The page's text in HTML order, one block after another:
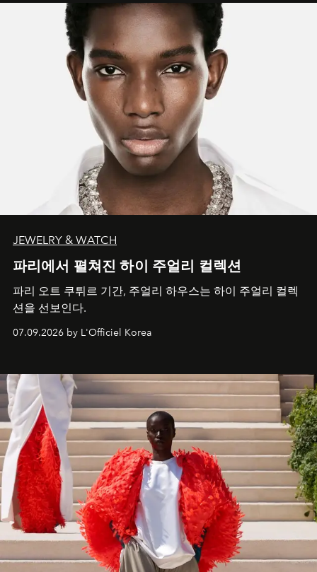
JEWELRY & WATCH
파리에서 펼쳐진 하이 주얼리 컬렉션
파리 오트 쿠튀르 기간, 주얼리 하우스는 하이 주얼리 컬렉
션을 선보인다.
07.09.2026 by L'Officiel Korea